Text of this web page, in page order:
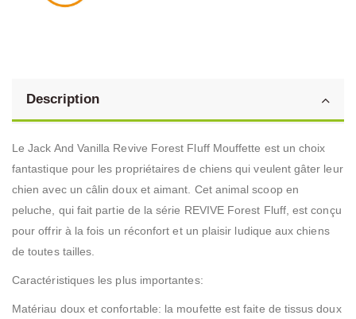
Description
Le Jack And Vanilla Revive Forest Fluff Mouffette est un choix
fantastique pour les propriétaires de chiens qui veulent gâter leur
chien avec un câlin doux et aimant. Cet animal scoop en
peluche, qui fait partie de la série REVIVE Forest Fluff, est conçu
pour offrir à la fois un réconfort et un plaisir ludique aux chiens
de toutes tailles.
Caractéristiques les plus importantes:
Matériau doux et confortable: la moufette est faite de tissus doux